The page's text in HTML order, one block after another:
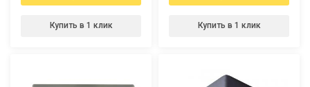
Купить в 1 клик Купить в 1 клик